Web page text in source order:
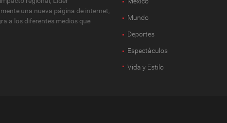
una nueva página de internet,
a los diferentes medios que
Mundo
Deportes
Espectàculos
Vida y Estilo